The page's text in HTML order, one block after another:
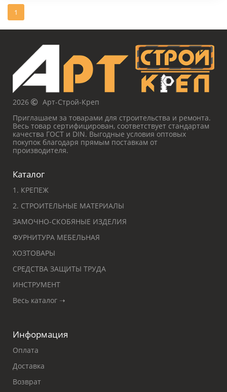
1
2026
Арт-Строй-Креп
Приглашаем за товарами для строительства и ремонта.
Весь товар сертифицирован, соответствует стандартам
качества ГОСТ и DIN. Выгодные условия оптовых
покупок благодаря прямым поставкам от
производителя.
Каталог
1. КРЕПЕЖ
2. СТРОИТЕЛЬНЫЕ МАТЕРИАЛЫ
ЗАМОЧНО-СКОБЯНЫЕ ИЗДЕЛИЯ
ФУРНИТУРА МЕБЕЛЬНАЯ
ХОЗТОВАРЫ
СРЕДСТВА ЗАЩИТЫ ТРУДА
ИНСТРУМЕНТ
Весь каталог ➝
Информация
Оплата
Доставка
Возврат